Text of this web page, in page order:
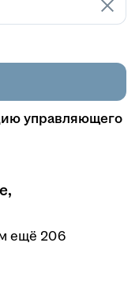
управляющего
ещё 206